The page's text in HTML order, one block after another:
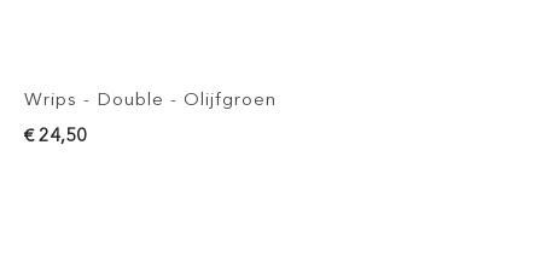
Wrips - Double - Olijfgroen
€ 24,50